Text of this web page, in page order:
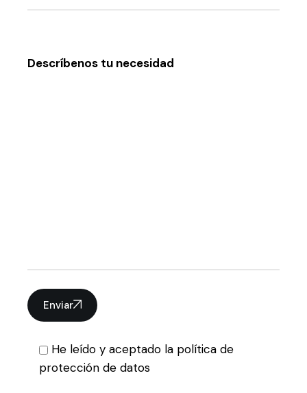
Descríbenos tu necesidad
Enviar
He leído y aceptado la política de
protección de datos